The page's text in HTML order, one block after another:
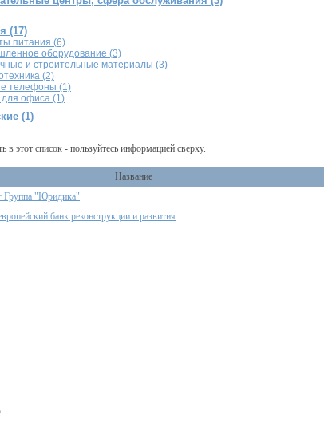
(17)
питания (6)
оборудование (3)
и строительные материалы (3)
(2)
телефоны (1)
офиса (1)
(1)
в этот список - пользуйтесь информацией сверху.
Название
Группа "Юридика"
банк реконструкции и развития